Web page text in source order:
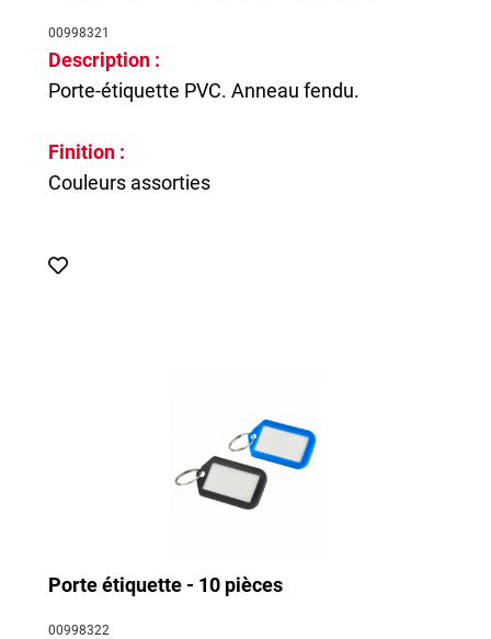
00998321
Description :
Porte-étiquette PVC. Anneau fendu.
Finition :
Couleurs assorties
Porte étiquette - 10 pièces
00998322